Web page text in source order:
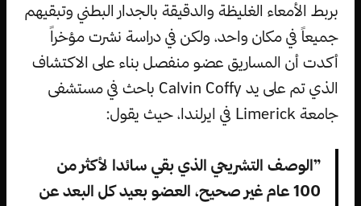
بربط الأمعاء الغليظة والدقيقة بالجدار البطني وتبقيهم
جميعاً في مكان واحد، ولكن في دراسة نشرت مؤخراً
أكدت أن المساريق عضو منفصل بناء على الاكتشاف
الذي تم على يد Calvin Coffy باحث في مستشفى
جامعة Limerick في ايرلندا، حيث يقول:
”الوصف التشريحي الذي بقي سائدا لأكثر من
100 عام غير صحيح، العضو بعيد كل البعد عن